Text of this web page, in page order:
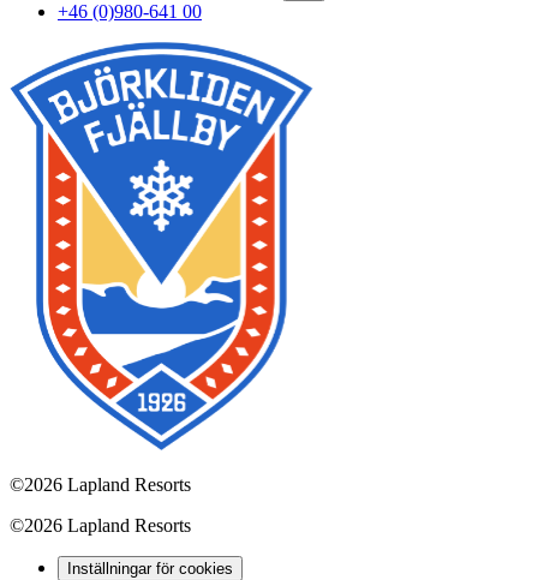
+46 (0)980-641 00
©2026 Lapland Resorts
©2026 Lapland Resorts
Inställningar för cookies